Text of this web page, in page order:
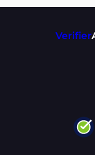
Verifier